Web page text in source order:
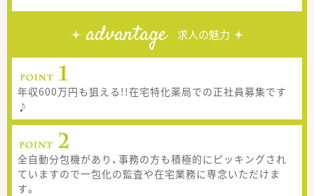
advantage 求人の魅力
年収600万円も狙える!!在宅特化薬局での正社員募集です
♪
全自動分包機があり、事務の方も積極的にピッキングされ
ていますので一包化の監査や在宅業務に専念いただけま
す。